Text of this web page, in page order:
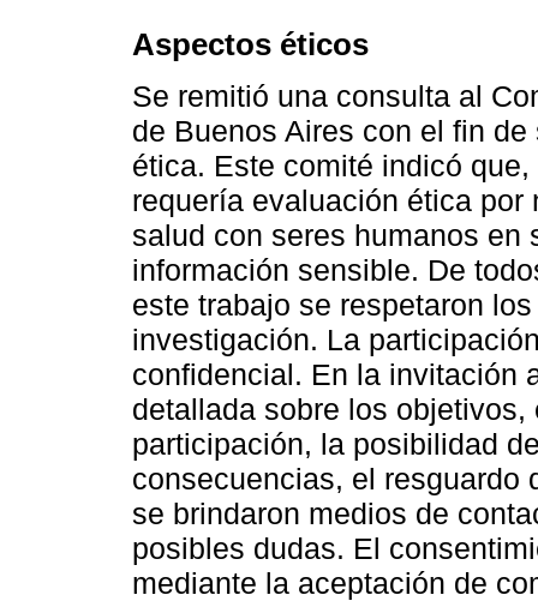
Aspectos éticos
Se remitió una consulta al
de Buenos Aires con el fin
ética. Este comité indicó
requería evaluación ética
salud con seres humanos en
información sensible. De
este trabajo se respetaron
investigación. La
confidencial. En la invitación
detallada sobre los
participación, la posibilidad
consecuencias, el resguardo
se brindaron medios de
posibles dudas. El
mediante la aceptación de